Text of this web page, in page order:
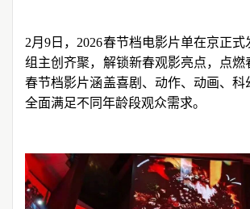
2月9日，2026春节档电影片单在京正式
组主创齐聚，解锁新春观影亮点，点燃
春节档影片涵盖喜剧、动作、动画、科
全面满足不同年龄段观众需求。